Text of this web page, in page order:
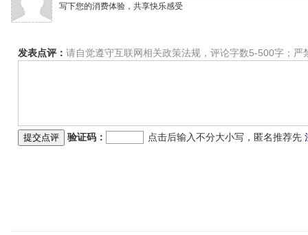
写下您的消费体验，共享快乐感受
发表点评： 请自觉遵守互联网相关政策法规，评论字数5-500字；
验证码： 点击后输入不分大小写，匿名推荐先